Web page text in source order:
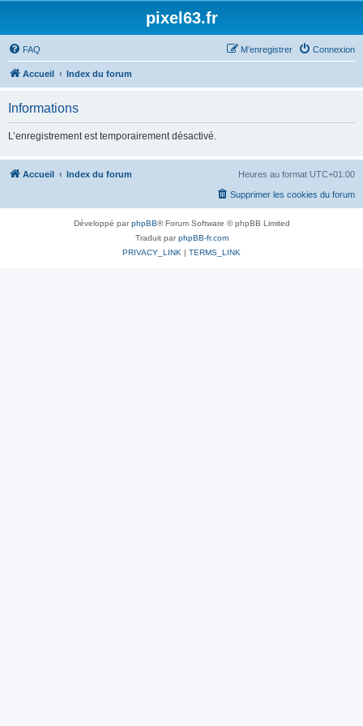
pixel63.fr
FAQ Connexion
M’enregistrer
Accueil Index du forum
Informations
L’enregistrement est temporairement désactivé.
Accueil Index du forum Heures au format UTC+01:00
Supprimer les cookies du forum
Développé parphpBB® Forum Software © phpBB Limited
Traduit parphpBB-fr.com
PRIVACY_LINK | TERMS_LINK